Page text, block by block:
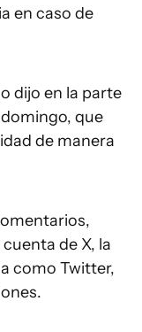
en caso de
dijo en la parte
que
de manera
de X, la
como Twitter,